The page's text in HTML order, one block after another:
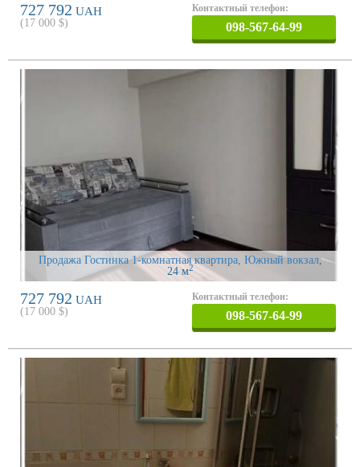
727 792 UAH
(17 000 $)
Контактный телефон:
098-567-64-99
Продажа Гостинка 1-комнатная квартира, Южный вокзал,
24 м2
727 792 UAH
(17 000 $)
Контактный телефон:
098-567-64-99